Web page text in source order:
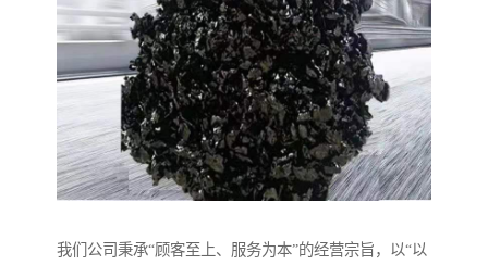
我们公司秉承“顾客至上、服务为本”的经营宗旨，以“以